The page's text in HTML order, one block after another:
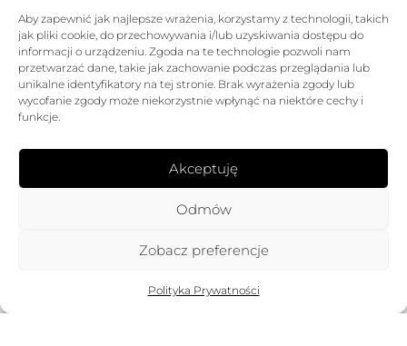
Aby zapewnić jak najlepsze wrażenia, korzystamy z technologii, takich
jak pliki cookie, do przechowywania i/lub uzyskiwania dostępu do
informacji o urządzeniu. Zgoda na te technologie pozwoli nam
przetwarzać dane, takie jak zachowanie podczas przeglądania lub
unikalne identyfikatory na tej stronie. Brak wyrażenia zgody lub
wycofanie zgody może niekorzystnie wpłynąć na niektóre cechy i
funkcje.
Akceptuję
Odmów
Zobacz preferencje
Polityka Prywatności